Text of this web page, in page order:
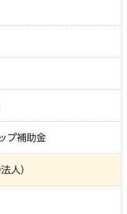
プ補助金
人）